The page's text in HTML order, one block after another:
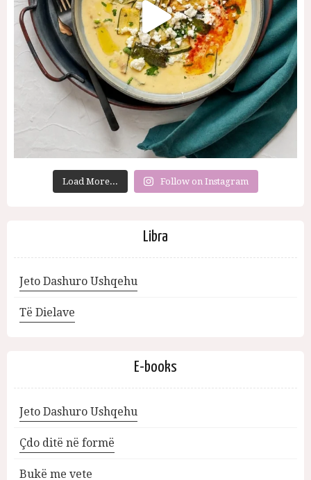
Load More... Follow on Instagram
Libra
Jeto Dashuro Ushqehu
Të Dielave
E-books
Jeto Dashuro Ushqehu
Çdo ditë në formë
Bukë me vete